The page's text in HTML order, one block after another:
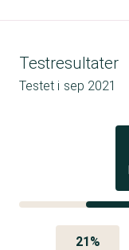
Testresultater
Testet i sep 2021
21%